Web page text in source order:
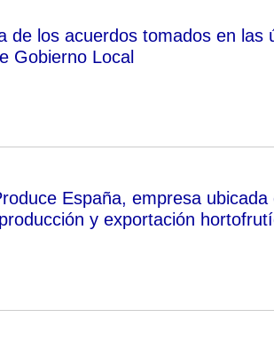
de los acuerdos tomados en las
Gobierno Local
España, empresa ubicada
y exportación